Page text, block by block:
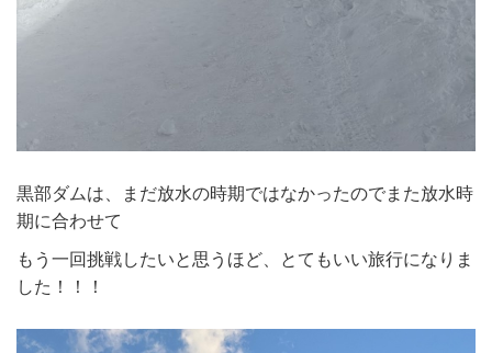
黒部ダムは、まだ放水の時期ではなかったのでまた放水時
期に合わせて
もう一回挑戦したいと思うほど、とてもいい旅行になりま
した！！！